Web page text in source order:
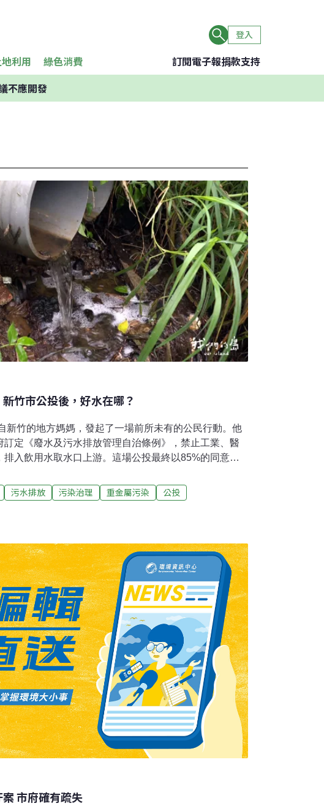
登入
利用 綠色消費 訂閱電子報捐款支持
不應開發
竹市公投後，好水在哪？
新竹的地方媽媽，發起了一場前所未有的公民行動。他
訂定《廢水及污水排放管理自治條例》，禁止工業、醫
排入飲用水取水口上游。這場公投最終以85%的同意票
隱憂新竹縣竹東垃圾暫置場，位處頭前溪上游自來水
今仍堆置逾2500噸垃圾。公投領銜人彭桂枝，同時也
理事長，他勘查後指出，垃圾暫置場內原有設置廢污
產生滲出水，外溢的污水會順著地形流入沙坑溪，再進
的灰色地帶另一處同樣位於水質水量保護區的五華工業
的丁種工業區，沒有集中廢水處理設施，廠商多自行處
家進駐業者以非金屬礦物製造業或電腦、電子、光學及
為主。受
污水排放 污染治理 重金屬污染
公投
市府確有疏失